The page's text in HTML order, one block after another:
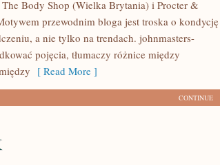
Body Shop (Wielka Brytania) i Procter &
przewodnim bloga jest troska o kondycję
a nie tylko na trendach. johnmasters-
pojęcia, tłumaczy różnice między
[ Read More ]
CONTINUE